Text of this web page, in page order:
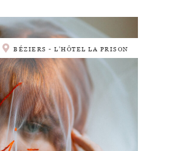
BÉZIERS - L'HÔTEL LA PRISON